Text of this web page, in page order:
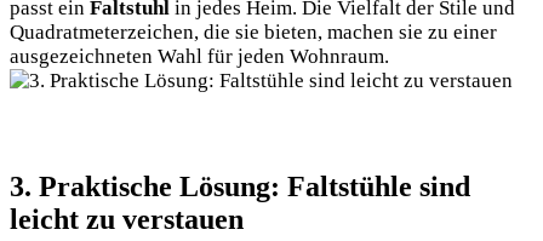
passt ‍ein‍ Faltstuhl in jedes Heim. Die Vielfalt der Stile und
Quadratmeterzeichen, die sie bieten, machen sie zu einer
ausgezeichneten Wahl‌ für jeden Wohnraum.
3.​ Praktische Lösung: Faltstühle ⁣sind⁤
leicht zu ⁤verstauen